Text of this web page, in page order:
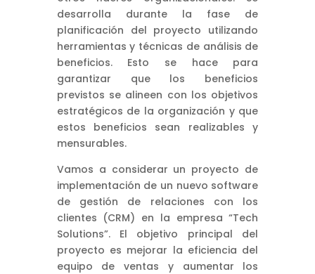
desarrolla durante la fase de
planificación del proyecto utilizando
herramientas y técnicas de análisis de
beneficios. Esto se hace para
garantizar que los beneficios
previstos se alineen con los objetivos
estratégicos de la organización y que
estos beneficios sean realizables y
mensurables.
Vamos a considerar un proyecto de
implementación de un nuevo software
de gestión de relaciones con los
clientes (CRM) en la empresa “Tech
Solutions”. El objetivo principal del
proyecto es mejorar la eficiencia del
equipo de ventas y aumentar los